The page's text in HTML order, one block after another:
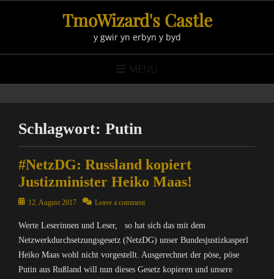
TmoWizard's Castle
y gwir yn erbyn y byd
MENU
Schlagwort: Putin
#NetzDG: Russland kopiert
Justizminister Heiko Maas!
Posted12. August 2017 Leave a comment
Werte Leserinnen und Leser, so hat sich das mit dem
Netzwerkdurchsetzungsgesetz (NetzDG) unser Bundesjustizkasperl
Heiko Maas wohl nicht vorgestellt. Ausgerechnet der pöse, pöse
Putin aus Rußland will nun dieses Gesetz kopieren und unsere